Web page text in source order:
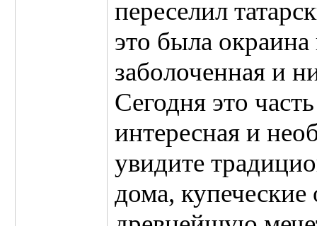
переселил
это была окраина
заболоченная и
Сегодня это
интересная и
увидите
дома,